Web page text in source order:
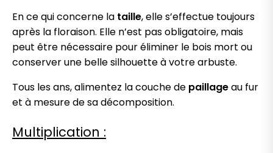
En ce qui concerne la taille, elle s’effectue toujours
après la floraison. Elle n’est pas obligatoire, mais
peut être nécessaire pour éliminer le bois mort ou
conserver une belle silhouette à votre arbuste.
Tous les ans, alimentez la couche de paillageau fur
et à mesure de sa décomposition.
Multiplication :